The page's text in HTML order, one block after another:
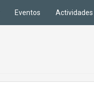
Eventos Actividades